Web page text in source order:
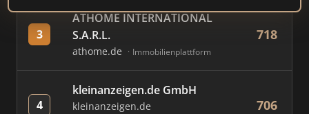
3
ATHOME INTERNATIONAL
S.A.R.L.
athome.de Immobilienplattform
718
4
kleinanzeigen.de GmbH
kleinanzeigen.de 706